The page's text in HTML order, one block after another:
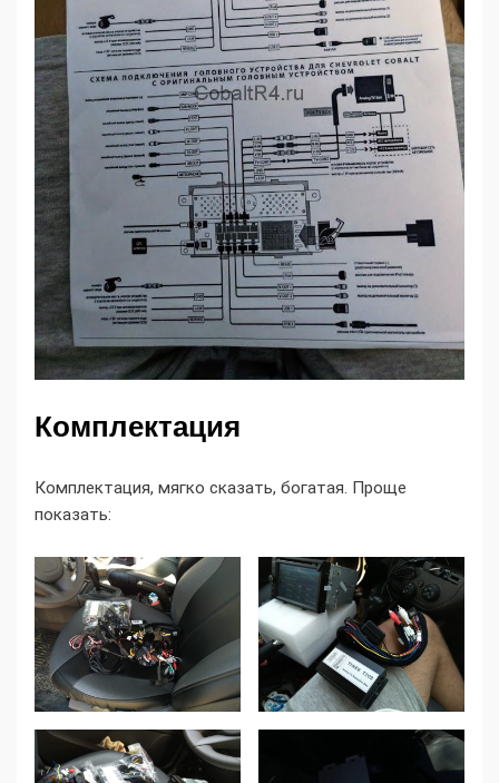
Комплектация
Комплектация, мягко сказать, богатая. Проще
показать: